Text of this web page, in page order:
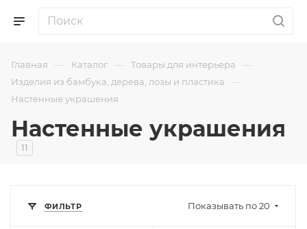
Главная — Каталог — Товары для интерьера —
Изделия из бамбука, дерева, лозы и пластика —
Настенные украшения
Настенные украшения
11
ФИЛЬТР Показывать по 20